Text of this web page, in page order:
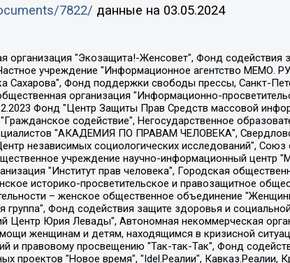
7822/ данные на 03.05.2024
Частное учреждение "Центр поддержки и содействия развитию средств массовой информации", Пензенский региональный общественный благотворительный фонд "Гражданский союз", "Север.Реалии", Некоммерческая организация Фонд "Правовая инициатива", Общество с ограниченной ответственностью "Радио Свободная Европа/Радио Свобода", Чешское информационное агентство "MEDIUM-ORIENT", Красноярская региональная общественная организация "Мы против СПИДа", Камалягин Денис Николаевич, Маркелов Сергей Евгеньевич, Пономарев Лев Александрович, Савицкая Людмила Алексеевна, Автономная некоммерческая организация "Центр по работе с проблемой насилия "НАСИЛИЮ.НЕТ", Межрегиональный профессиональный союз работников здравоохранения "Альянс врачей", Юридическое лицо, зарегистрированное в Латвийской Республике, SIA "Medusa Project" (регистрационный номер 40103797863, дата регистрации 10.06.2014), Некоммерческая организация "Фонд по борьбе с коррупцией", Автономная некоммерческая организация "Институт права и публичной политики", Баданин Роман Сергеевич, Гликин Максим Александрович, Железнова Мария Михайловна, Лукьянова Юлия Сергеевна, Маетная Елизавета Витальевна, Маняхин Петр Борисович, Чуракова Ольга Владимировна, Ярош Юлия Петровна, Юридическое лицо "The Insider SIA", зарегистрированное в Риге, Латвийская Республика (дата регистрации 26.06.2015), являющееся администратором доменного имени интернет-издания "The Insider SIA", https://theins.ru, Постернак Алексей Евгеньевич, Рубин Михаил Аркадьевич, Анин Роман Александрович, Юридическое лицо Istories fonds, зарегистрированное в Латвийской Республике (регистрационный номер 50008295751, дата регистрации 24.02.2020), Великовский Дмитрий Александрович, Долинина Ирина Николаевна, Мароховская Алеся Алексеевна, Шлейнов Роман Юрьевич, Шмагун Олеся Валентиновна, Общество с ограниченной ответственностью "Альтаир 2021", Общество с ограниченной ответственностью "Вега 2021", Общество с ограниченной ответственностью "Главный редактор 2021", Общество с ограниченной ответственностью "Ромашки монолит", Важенков Артем Валерьевич, Ивановская областная общественная организация "Центр гендерных исследований", Гурман Юрий Альбертович, Медиапроект "ОВД-Инфо", Егоров Владимир Владимирович, Жилинский Владимир Александрович, Общество с ограниченной ответственностью "ЗП", Иванова София Юрьевна, Карезина Инна Павловна, Кильтау Екатерина Викторовна, Петров Алексей Викторович, Пискунов Сергей Евгеньевич, Смирнов Сергей Сергеевич, Тихонов Михаил Сергеевич, Общество с ограниченной ответственностью "ЖУРНАЛИСТ-ИНОСТРАННЫЙ АГЕНТ", Арапова Галина Юрьевна, Вольтская Татьяна Анатольевна, Американская компания "Mason G.E.S. Anonymous Foundation" (США), являющаяся владельцем интернет-издания https://mnews.world/, Компания "Stichting Bellingcat", зарегистрированная в Нидерландах (дата регистрации 11.07.2018), Захаров Андрей Вячеславович, Клепиковская Екатерина Дмитриевна, Общество с ограниченной ответственностью "МЕМО", Перл Роман Александрович, Симонов Евгений Алексеевич, Соловьева Елена Анатольевна, Сотников Даниил Владимирович, Сурначева Елизавета Дмитриевна, Автономная некоммерческая организация по защите прав человека и информированию населения "Якутия – Наше Мнение", Общество с ограниченной ответственностью "Москоу диджитал медиа", с 26.01.2023 Общество с ограниченной ответственностью "Чайка Белые сады", Ветошкина Валерия